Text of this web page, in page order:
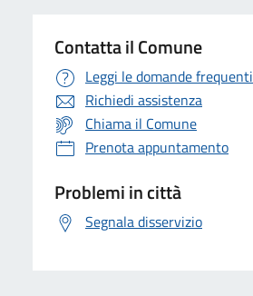
Contatta il Comune
Leggi le domande frequenti
Richiedi assistenza
Chiama il Comune
Prenota appuntamento
Problemi in città
Segnala disservizio